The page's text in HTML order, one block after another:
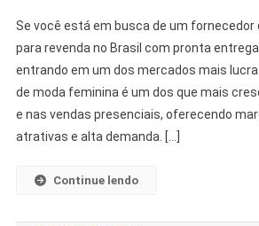
Se você está em busca de um fornecedor
para revenda no Brasil com pronta
entrando em um dos mercados mais
de moda feminina é um dos que mais
e nas vendas presenciais, oferecendo
atrativas e alta demanda. […]
Continue lendo